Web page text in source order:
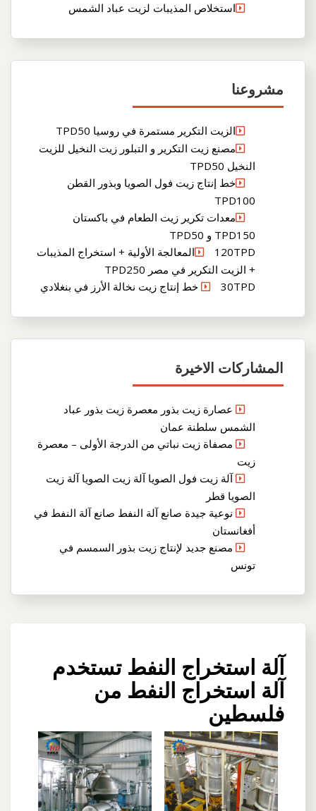
استخلاص المذيبات لزيت عباد الشمس
مشروعنا
الزيت التكرير مستمرة في روسيا TPD50
مصنع زيت التكرير و التبلور زيت النخيل للزيت
النخيل TPD50
خط إنتاج زيت فول الصويا وبذور القطن
TPD100
معدات تكرير زيت الطعام في باكستان
TPD150 و TPD50
120TPDالمعالجة الأولية + استخراج المذيبات
+ الزيت التكرير في مصر TPD250
30TPD خط إنتاج زيت نخالة الأرز في بنغلادي
المشاركات الاخيرة
عصارة زيت بذور معصرة زيت بذور عباد
الشمس سلطنة عمان
مصفاة زيت نباتي من الدرجة الأولى – معصرة
زيت
آلة زيت فول الصويا آلة زيت الصويا آلة زيت
الصويا قطر
نوعية جيدة صانع آلة النفط صانع آلة النفط في
أفغانستان
مصنع جديد لإنتاج زيت بذور السمسم في
تونس
آلة استخراج النفط تستخدم
آلة استخراج النفط من
فلسطين